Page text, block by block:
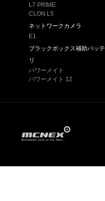
L7 PRIME
CLON L5
ネットワークカメラ
E1
ブラックボックス補助バッテ
リ
パワーメイト
パワーメイト 12